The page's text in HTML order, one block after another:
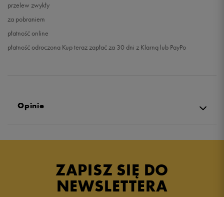
przelew zwykły
za pobraniem
płatność online
płatność odroczona Kup teraz zapłać za 30 dni z Klarną lub PayPo
Opinie
ZAPISZ SIĘ DO
NEWSLETTERA